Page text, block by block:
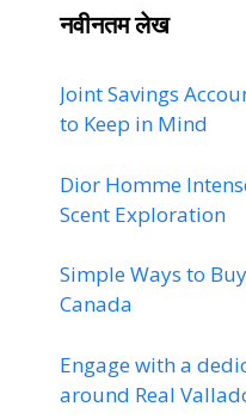
नवीनतम लेख
Joint Savings
to Keep in Mind
Dior Homme
Scent Exploration
Simple Ways to
Canada
Engage with a
around Real